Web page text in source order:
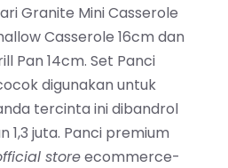
Granite Mini Casserole
Casserole 16cm dan
Pan 14cm. Set Panci
digunakan untuk
tercinta ini dibandrol
1,3 juta. Panci premium
storeecommerce-